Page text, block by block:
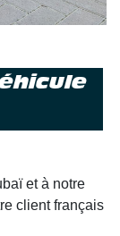
et à notre
client français